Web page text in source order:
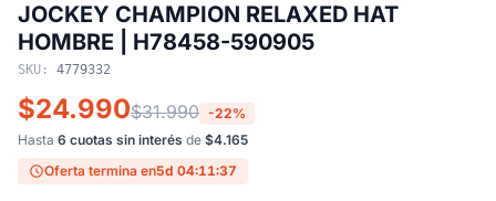
JOCKEY CHAMPION RELAXED HAT
HOMBRE | H78458-590905
SKU: 4779332
$24.990$31.990 -22%
Hasta 6 cuotas sin interés de $4.165
Oferta termina en5d 04:11:37